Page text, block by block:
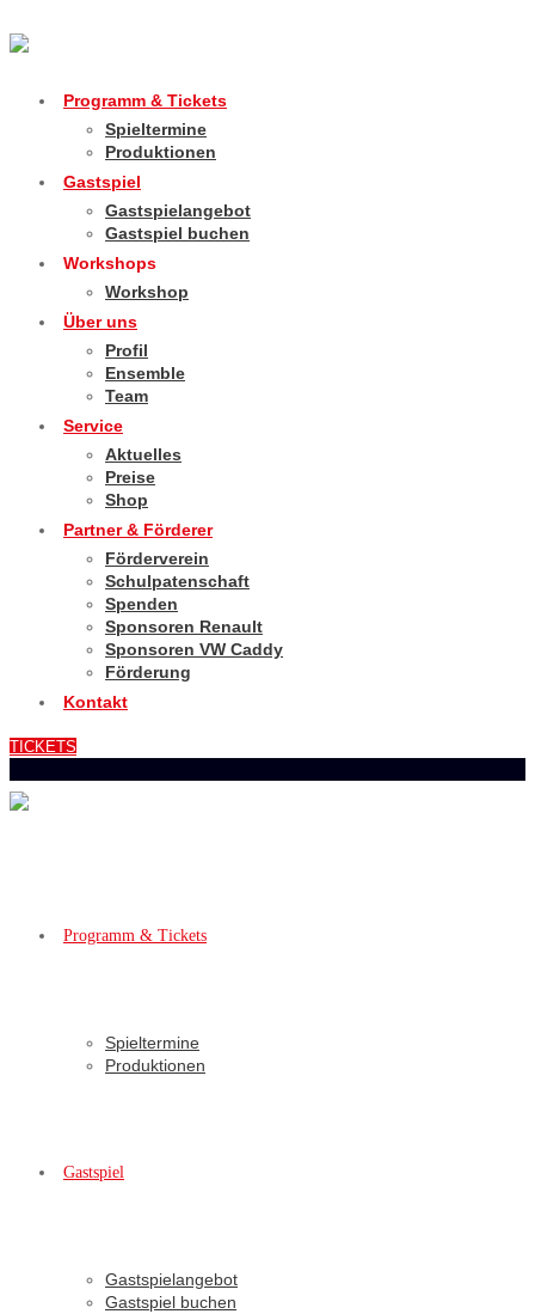
Programm & Tickets
Spieltermine
Produktionen
Gastspiel
Gastspielangebot
Gastspiel buchen
Workshops
Workshop
Über uns
Profil
Ensemble
Team
Service
Aktuelles
Preise
Shop
Partner & Förderer
Förderverein
Schulpatenschaft
Spenden
Sponsoren Renault
Sponsoren VW Caddy
Förderung
Kontakt
TICKETS
Programm & Tickets
Spieltermine
Produktionen
Gastspiel
Gastspielangebot
Gastspiel buchen